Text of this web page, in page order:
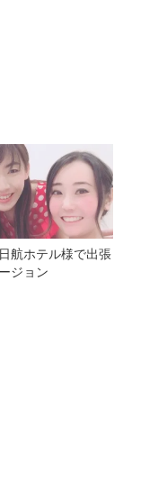
航ホテル様で出張
ジョン